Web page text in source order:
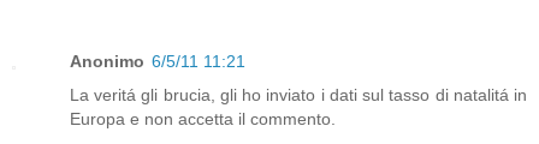
Anonimo 6/5/11 11:21
La veritá gli brucia, gli ho inviato i dati sul tasso di natalitá in
Europa e non accetta il commento.